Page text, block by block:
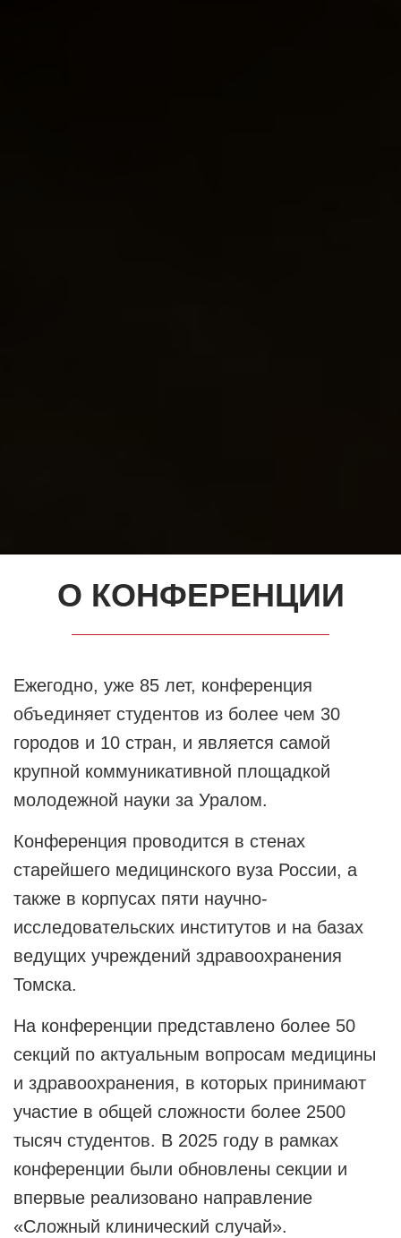
О КОНФЕРЕНЦИИ
Ежегодно, уже 85 лет, конференция
объединяет студентов из более чем 30
городов и 10 стран, и является самой
крупной коммуникативной площадкой
молодежной науки за Уралом.
Конференция проводится в стенах
старейшего медицинского вуза России, а
также в корпусах пяти научно-
исследовательских институтов и на базах
ведущих учреждений здравоохранения
Томска.
На конференции представлено более 50
секций по актуальным вопросам медицины
и здравоохранения, в которых принимают
участие в общей сложности более 2500
тысяч студентов. В 2025 году в рамках
конференции были обновлены секции и
впервые реализовано направление
«Сложный клинический случай».